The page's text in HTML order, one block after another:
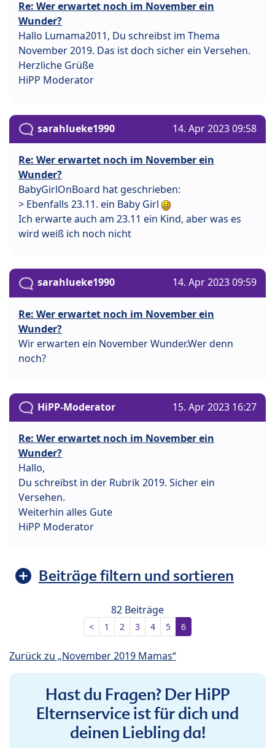
Re: Wer erwartet noch im November ein
Wunder?
Hallo Lumama2011, Du schreibst im Thema
November 2019. Das ist doch sicher ein Versehen.
Herzliche Grüße
HiPP Moderator
sarahlueke1990 14. Apr 2023 09:58
Re: Wer erwartet noch im November ein
Wunder?
BabyGirlOnBoard hat geschrieben:
> Ebenfalls 23.11. ein Baby Girl
Ich erwarte auch am 23.11 ein Kind, aber was es
wird weiß ich noch nicht
sarahlueke1990 14. Apr 2023 09:59
Re: Wer erwartet noch im November ein
Wunder?
Wir erwarten ein November Wunder.Wer denn
noch?
HiPP-Moderator 15. Apr 2023 16:27
Re: Wer erwartet noch im November ein
Wunder?
Hallo,
Du schreibst in der Rubrik 2019. Sicher ein
Versehen.
Weiterhin alles Gute
HiPP Moderator
Beiträge filtern und sortieren
82 Beiträge
< 1 2 3 4 5 6
Zurück zu „November 2019 Mamas“
Hast du Fragen? Der HiPP
Elternservice ist für dich und
deinen Liebling da!